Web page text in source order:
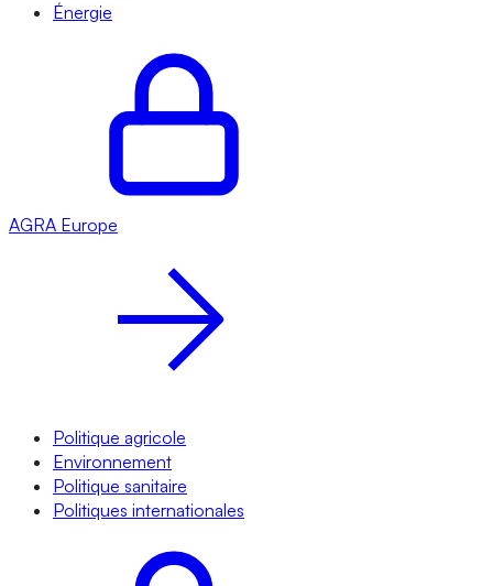
Énergie
AGRA Europe
Politique agricole
Environnement
Politique sanitaire
Politiques internationales